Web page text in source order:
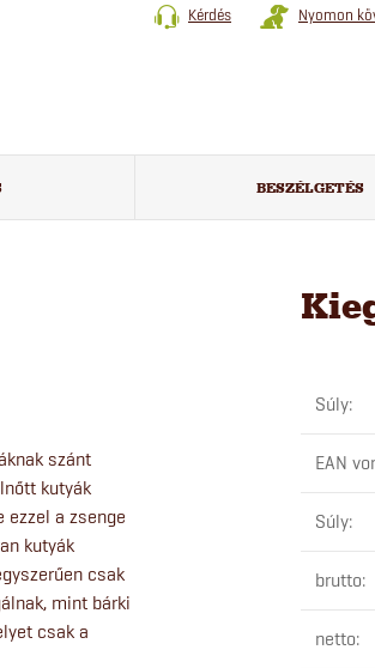
Kérdés Nyomon
BESZÉLGETÉS
szánt
kutyák
ezzel a zsenge
kutyák
csak
mint bárki
csak a
Súly:
EAN
Súly:
brutto:
netto: